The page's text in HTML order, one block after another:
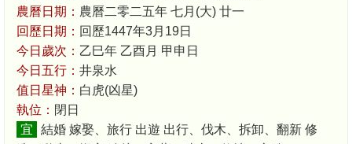
農曆日期： 農曆二零二五年 七月(大) 廿一
回歷日期： 回歷1447年3月19日
今日歲次： 乙巳年 乙酉月 甲申日
今日五行： 井泉水
值日星神： 白虎(凶星)
執位： 閉日
宜
結婚 嫁娶、旅行 出遊 出行、伐木、拆卸、翻新 修